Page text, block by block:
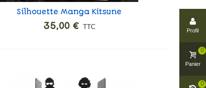
Ajouter
Silhouette Manga Kitsune
35,00 € TTC Profil
Panier
0
0